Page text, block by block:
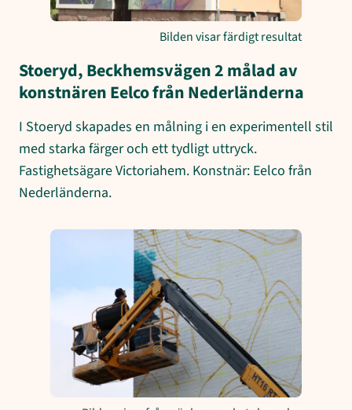
Bilden visar färdigt resultat
Stoeryd, Beckhemsvägen 2 målad av
konstnären Eelco från Nederländerna
I Stoeryd skapades en målning i en experimentell stil
med starka färger och ett tydligt uttryck.
Fastighetsägare Victoriahem. Konstnär: Eelco från
Nederländerna.